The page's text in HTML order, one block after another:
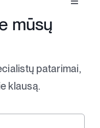
Toggle
mūsų
patarimai,
klausą.